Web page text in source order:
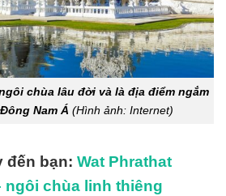
chùa lâu đời và là địa điểm ngắm
Nam Á (Hình ảnh: Internet)
đến bạn: Wat Phrathat
ngôi chùa linh thiêng